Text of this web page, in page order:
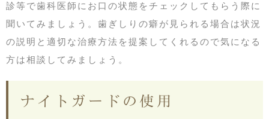
診等で歯科医師にお口の状態をチェックしてもらう際に
聞いてみましょう。歯ぎしりの癖が見られる場合は状況
の説明と適切な治療方法を提案してくれるので気になる
方は相談してみましょう。
ナイトガードの使用